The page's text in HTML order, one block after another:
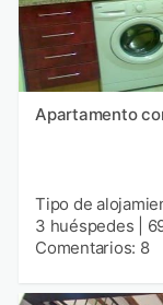
Apartamento
Tipo de
3 huéspedes
Comentarios: 8